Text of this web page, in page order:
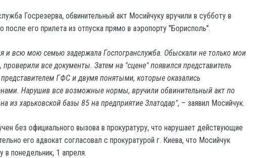
Госрезерва, обвинительный акт Мосийчуку вручили в субботу в
после его прилета из отпуска прямо в аэропорту "Борисполь".
и всю мою семью задержала Госпогранслужба. Обыскали не только мои
все документы. Затем на "сцене" появился представитель
ГФС и двумя понятыми, которые оказались
Нарушив все возможные нормы, вручили обвинительный акт по
из харьковской базы 85 на предприятие Златодар", – заявил Мосийчук.
без официального вызова в прокуратуру, что нарушает действующие
его адвокат согласовал с прокуратурой г. Киева, что Мосийчук
в понедельник, 1 апреля.